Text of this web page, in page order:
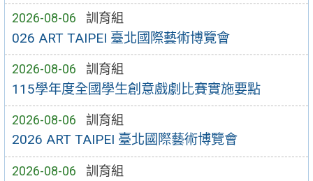
2026-08-06 訓育組
026 ART TAIPEI 臺北國際藝術博覽會
2026-08-06 訓育組
115學年度全國學生創意戲劇比賽實施要點
2026-08-06 訓育組
2026 ART TAIPEI 臺北國際藝術博覽會
2026-08-06 訓育組